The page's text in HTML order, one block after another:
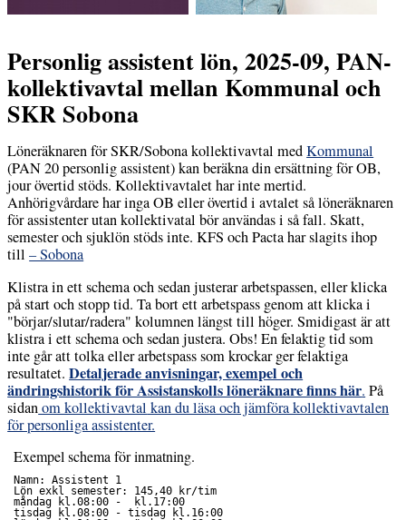
Personlig assistent lön, 2025-09, PAN-
kollektivavtal mellan Kommunal och
SKR Sobona
Löneräknaren för SKR/Sobona kollektivavtal medKommunal
(PAN 20 personlig assistent) kan beräkna din ersättning för OB,
jour övertid stöds. Kollektivavtalet har inte mertid.
Anhörigvårdare har inga OB eller övertid i avtalet så löneräknaren
för assistenter utan kollektivatal bör användas i så fall. Skatt,
semester och sjuklön stöds inte. KFS och Pacta har slagits ihop
till– Sobona
Klistra in ett schema och sedan justerar arbetspassen, eller klicka
på start och stopp tid. Ta bort ett arbetspass genom att klicka i
"börjar/slutar/radera" kolumnen längst till höger. Smidigast är att
klistra i ett schema och sedan justera. Obs! En felaktig tid som
inte går att tolka eller arbetspass som krockar ger felaktiga
resultatet.Detaljerade anvisningar, exempel och
ändringshistorik för Assistanskolls löneräknare finns här. På
sidanom kollektivavtal kan du läsa och jämföra kollektivavtalen
för personliga assistenter.
Exempel schema för inmatning.
Namn: Assistent 1
Lön exkl semester: 145,40 kr/tim
måndag kl.08:00 -  kl.17:00
tisdag kl.08:00 - tisdag kl.16:00